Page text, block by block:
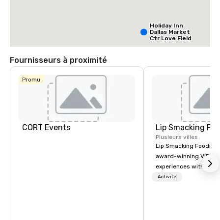
Crowne
Dallas
Ctr - Love
Field
Holiday Inn
Dallas Market
Ctr Love Field
Budget Suites
of America
Central/Dallas
Fournisseurs à proximité
Promu
CORT Events Lip Smacking
Plusieurs villes
Lip Smacking Foodie
award-winning VIP
experiences with
restaurants
Activité